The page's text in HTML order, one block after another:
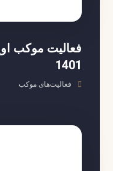
فعالیت موکب
1401
فعالیت‌های موکب